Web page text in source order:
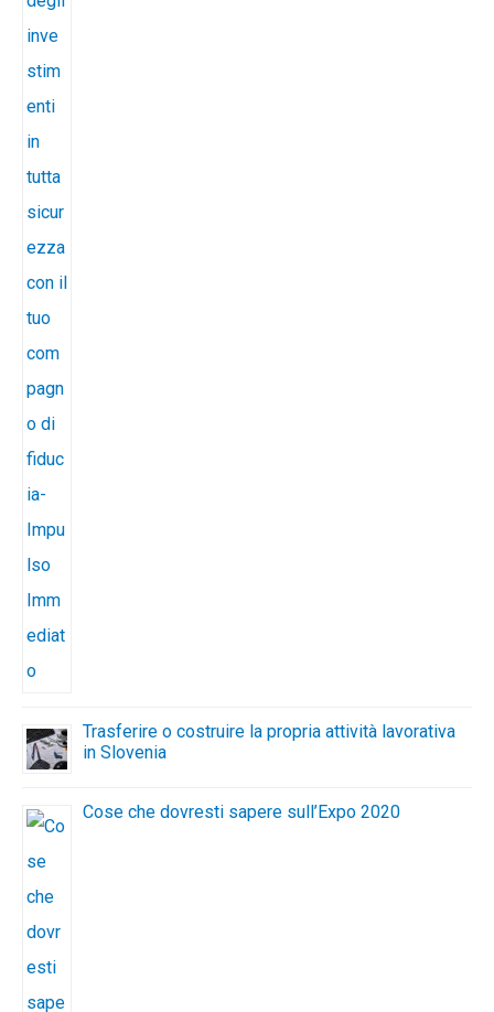
Trasferire o costruire la propria attività lavorativa
in Slovenia
Cose che dovresti sapere sull’Expo 2020